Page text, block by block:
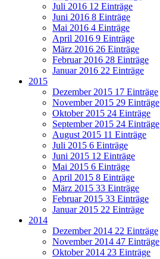
Juli 2016 12 Einträge
Juni 2016 8 Einträge
Mai 2016 4 Einträge
April 2016 9 Einträge
März 2016 26 Einträge
Februar 2016 28 Einträge
Januar 2016 22 Einträge
2015
Dezember 2015 17 Einträge
November 2015 29 Einträge
Oktober 2015 24 Einträge
September 2015 24 Einträge
August 2015 11 Einträge
Juli 2015 6 Einträge
Juni 2015 12 Einträge
Mai 2015 6 Einträge
April 2015 8 Einträge
März 2015 33 Einträge
Februar 2015 33 Einträge
Januar 2015 22 Einträge
2014
Dezember 2014 22 Einträge
November 2014 47 Einträge
Oktober 2014 23 Einträge